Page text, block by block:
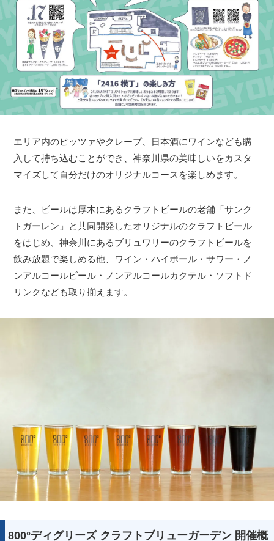
エリア内のピッツァやクレープ、日本酒にワインなども購
入して持ち込むことができ、神奈川県の美味しいをカスタ
マイズして自分だけのオリジナルコースを楽しめます。
また、ビールは厚木にあるクラフトビールの老舗「サンク
トガーレン」と共同開発したオリジナルのクラフトビール
をはじめ、神奈川にあるブリュワリーのクラフトビールを
飲み放題で楽しめる他、ワイン・ハイボール・サワー・ノ
ンアルコールビール・ノンアルコールカクテル・ソフトド
リンクなども取り揃えます。
800°ディグリーズ クラフトブリューガーデン 開催概